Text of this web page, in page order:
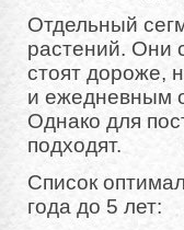
Отдельный
растений. Они
стоят дороже,
и ежедневным
Однако для
подходят.
Список
года до 5 лет: